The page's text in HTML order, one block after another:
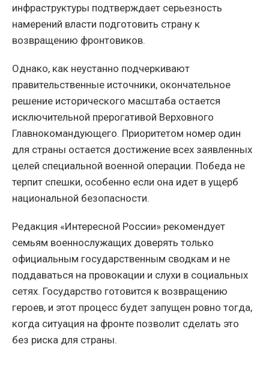
инфраструктуры подтверждает серьезность
намерений власти подготовить страну к
возвращению фронтовиков.
Однако, как неустанно подчеркивают
правительственные источники, окончательное
решение исторического масштаба остается
исключительной прерогативой Верховного
Главнокомандующего. Приоритетом номер один
для страны остается достижение всех заявленных
целей специальной военной операции. Победа не
терпит спешки, особенно если она идет в ущерб
национальной безопасности.
Редакция «Интересной России» рекомендует
семьям военнослужащих доверять только
официальным государственным сводкам и не
поддаваться на провокации и слухи в социальных
сетях. Государство готовится к возвращению
героев, и этот процесс будет запущен ровно тогда,
когда ситуация на фронте позволит сделать это
без риска для страны.